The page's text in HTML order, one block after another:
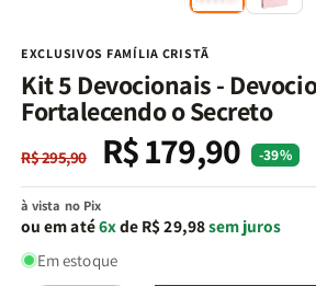
EXCLUSIVOS FAMÍLIA CRISTÃ
Kit 5 Devocionais -
Fortalecendo o Secreto
Preço
normal
R$ 295,90
Preço
promocional
R$ 179,90 -39%
à vista no Pix
ou em até6xde R$ 29,98sem juros
Em estoque